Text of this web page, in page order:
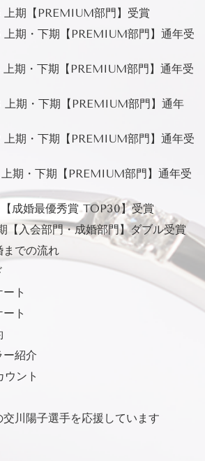
期【PREMIUM部門】受賞
期・下期【PREMIUM部門】通年受
期・下期【PREMIUM部門】通年受
期・下期【PREMIUM部門】通年
期・下期【PREMIUM部門】通年受
期・下期【PREMIUM部門】通年受
成婚最優秀賞 TOP30】受賞
【入会部門・成婚部門】ダブル受賞
での流れ
ト
ト
紹介
ント
川陽子選手を応援しています